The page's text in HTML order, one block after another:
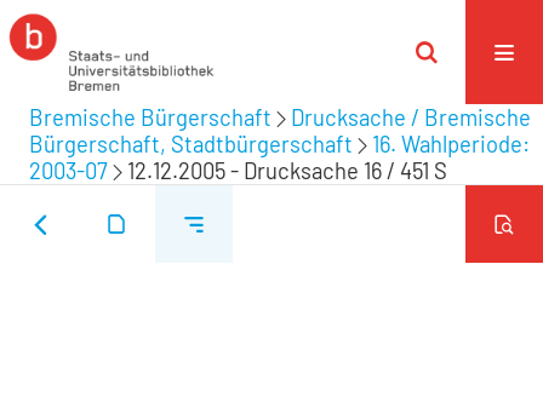
Bremische Bürgerschaft
Drucksache / Bremische
Bürgerschaft, Stadtbürgerschaft
16. Wahlperiode:
2003-07
12.12.2005 - Drucksache 16 / 451 S